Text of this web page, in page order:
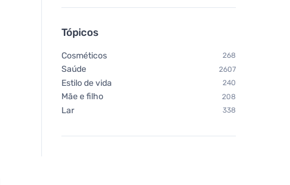
Tópicos
Cosméticos 268
Saúde 2607
Estilo de vida 240
Mãe e filho 208
Lar 338